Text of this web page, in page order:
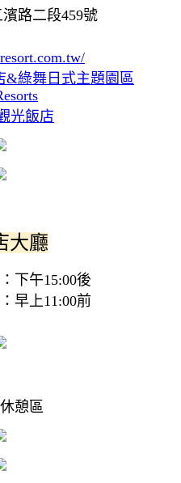
路二段459號
&綠舞日式主題園區
光飯店
大廳
下午15:00後
早上11:00前
憩區